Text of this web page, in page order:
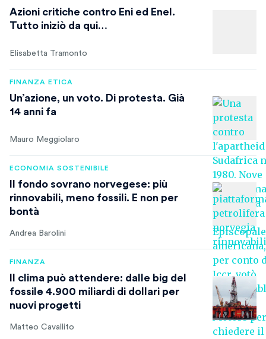
Azioni critiche contro Eni ed Enel.
Tutto iniziò da qui…
Elisabetta Tramonto
FINANZA ETICA
Un’azione, un voto. Di protesta. Già
14 anni fa
Mauro Meggiolaro
ECONOMIA SOSTENIBILE
Il fondo sovrano norvegese: più
rinnovabili, meno fossili. E non per
bontà
Andrea Barolini
FINANZA
Il clima può attendere: dalle big del
fossile 4.900 miliardi di dollari per
nuovi progetti
Matteo Cavallito